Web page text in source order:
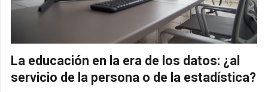
La educación en la era de los datos: ¿al
servicio de la persona o de la estadística?